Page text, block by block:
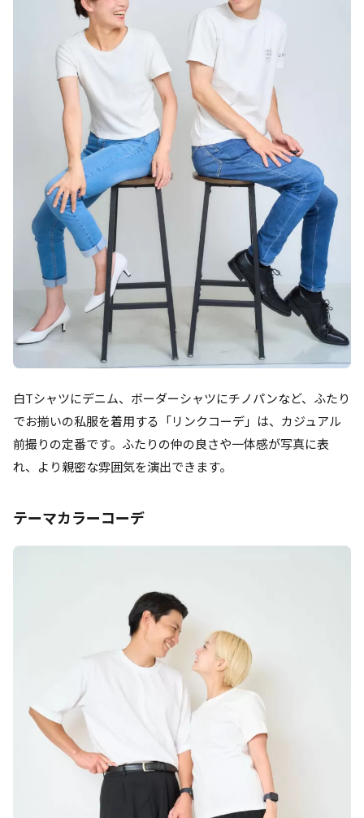
白Tシャツにデニム、ボーダーシャツにチノパンなど、ふたり
でお揃いの私服を着用する「リンクコーデ」は、カジュアル
前撮りの定番です。ふたりの仲の良さや一体感が写真に表
れ、より親密な雰囲気を演出できます。
テーマカラーコーデ